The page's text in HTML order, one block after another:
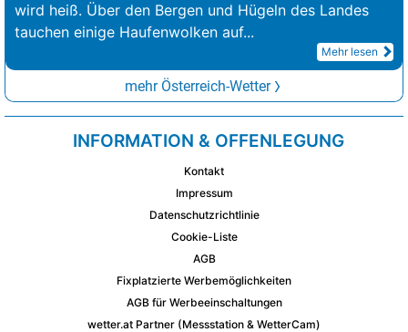
wird heiß. Über den Bergen und Hügeln des Landes
tauchen einige Haufenwolken auf...
Mehr lesen
mehr Österreich-Wetter
INFORMATION & OFFENLEGUNG
Kontakt
Impressum
Datenschutzrichtlinie
Cookie-Liste
AGB
Fixplatzierte Werbemöglichkeiten
AGB für Werbeeinschaltungen
wetter.at Partner (Messstation & WetterCam)